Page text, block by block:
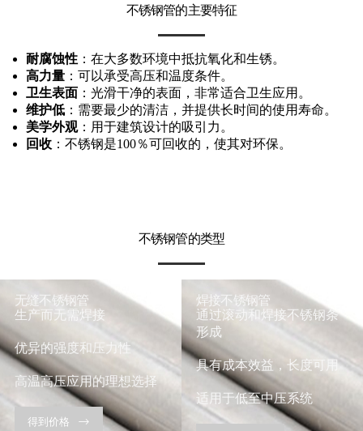
不锈钢管的主要特征
耐腐蚀性 ：在大多数环境中抵抗氧化和生锈。
高力量 ：可以承受高压和温度条件。
卫生表面 ：光滑干净的表面，非常适合卫生应用。
维护低 ：需要最少的清洁，并提供长时间的使用寿命。
美学外观：用于建筑设计的吸引力。
回收 ：不锈钢是100％可回收的，使其对环保。
不锈钢管的类型
无缝不锈钢管
生产而无需焊接
优异的强度和压力性
高温高压应用的理想选择
得到价格
焊接不锈钢管
通过滚动和焊接不锈钢条
形成
具有成本效益，长度可用
适用于低至中压系统